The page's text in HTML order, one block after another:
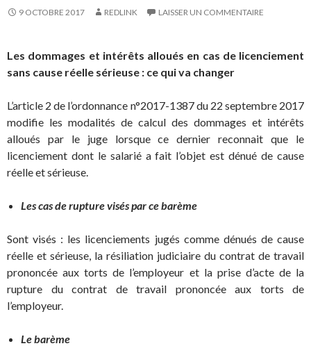
9 OCTOBRE 2017 REDLINK LAISSER UN COMMENTAIRE
Les dommages et intérêts alloués en cas de licenciement
sans cause réelle sérieuse : ce qui va changer
L’article 2 de l’ordonnance n°2017-1387 du 22 septembre 2017
modifie les modalités de calcul des dommages et intérêts
alloués par le juge lorsque ce dernier reconnait que le
licenciement dont le salarié a fait l’objet est dénué de cause
réelle et sérieuse.
Les cas de rupture visés par ce barème
Sont visés : les licenciements jugés comme dénués de cause
réelle et sérieuse, la résiliation judiciaire du contrat de travail
prononcée aux torts de l’employeur et la prise d’acte de la
rupture du contrat de travail prononcée aux torts de
l’employeur.
Le barème